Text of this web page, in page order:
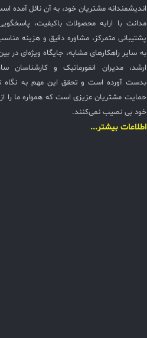
اندیشمندانه مشتریان خود، به آن نائل آمده
مدانت با ارایه محصولات باکیفیت، پاسخگویی
پشتیبانی متمرکز، مشاوره دقیق و هزینه
به سایر راهکارهای مشابه، جایگاه ویژه‌ای در
ارشد، مدیران انفورماتیک و کارشناسان
بدست آورده است و تحقق این مهم به نگاه
حمایت مشتریان عزیزی است که همواره ما را
خود بی نصیب نمی‌کنند.
اطلاعات بیشتر...